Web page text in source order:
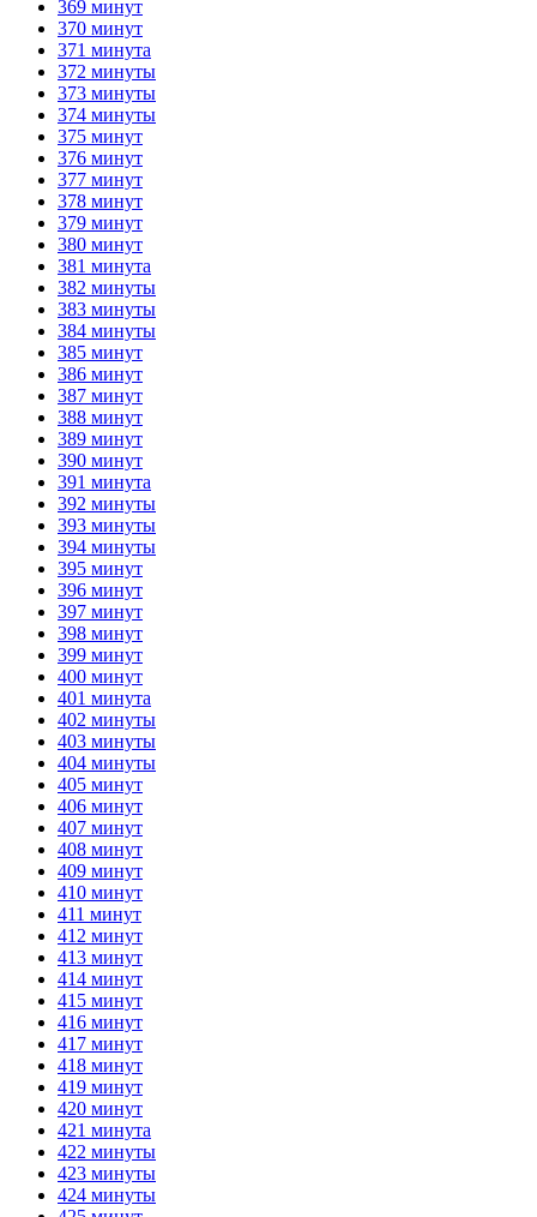
369 минут
370 минут
371 минута
372 минуты
373 минуты
374 минуты
375 минут
376 минут
377 минут
378 минут
379 минут
380 минут
381 минута
382 минуты
383 минуты
384 минуты
385 минут
386 минут
387 минут
388 минут
389 минут
390 минут
391 минута
392 минуты
393 минуты
394 минуты
395 минут
396 минут
397 минут
398 минут
399 минут
400 минут
401 минута
402 минуты
403 минуты
404 минуты
405 минут
406 минут
407 минут
408 минут
409 минут
410 минут
411 минут
412 минут
413 минут
414 минут
415 минут
416 минут
417 минут
418 минут
419 минут
420 минут
421 минута
422 минуты
423 минуты
424 минуты